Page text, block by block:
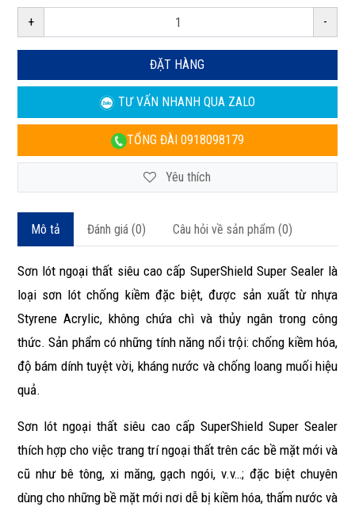
+ -
ĐẶT HÀNG
TƯ VẤN NHANHQUA ZALO
TỔNG ĐÀI 0918098179
Yêu thích
Mô tả Đánh giá (0) Câu hỏi về sản phẩm (0)
Sơn lót ngoại thất siêu cao cấp SuperShield Super Sealer là
loại sơn lót chống kiềm đặc biệt, được sản xuất từ nhựa
Styrene Acrylic, không chứa chì và thủy ngân trong công
thức. Sản phẩm có những tính năng nổi trội: chống kiềm hóa,
độ bám dính tuyệt vời, kháng nước và chống loang muối hiệu
quả.
Sơn lót ngoại thất siêu cao cấp SuperShield Super Sealer
thích hợp cho việc trang trí ngoại thất trên các bề mặt mới và
cũ như bê tông, xi măng, gạch ngói, v.v…; đặc biệt chuyên
dùng cho những bề mặt mới nơi dễ bị kiềm hóa, thấm nước và